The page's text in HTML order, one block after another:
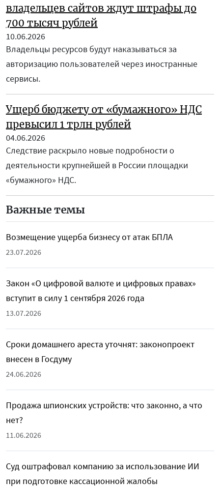
владельцев сайтов ждут штрафы до
700 тысяч рублей
10.06.2026
Владельцы ресурсов будут наказываться за
авторизацию пользователей через иностранные
сервисы.
Ущерб бюджету от «бумажного» НДС
превысил 1 трлн рублей
04.06.2026
Следствие раскрыло новые подробности о
деятельности крупнейшей в России площадки
«бумажного» НДС.
Важные темы
Возмещение ущерба бизнесу от атак БПЛА
23.07.2026
Закон «О цифровой валюте и цифровых правах»
вступит в силу 1 сентября 2026 года
13.07.2026
Сроки домашнего ареста уточнят: законопроект
внесен в Госдуму
24.06.2026
Продажа шпионских устройств: что законно, а что
нет?
11.06.2026
Суд оштрафовал компанию за использование ИИ
при подготовке кассационной жалобы